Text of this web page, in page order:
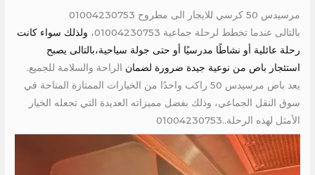
مرسيدس 50 كرسي للايجار الى مطروح 01004230753
بالتالى عندما تخطط لرحلة جماعية 01004230753،
ولذلك سواء كانت
رحلة عائلية أو نشاطًا مدرسيًا أو حتى جولة سياحية،بالتالى يصبح
استئجار باص من نوعية جيدة ضرورة لضمان الراحة والسلامة للجميع.
يعد باص مرسيدس 50 راكب واحدًا من الخيارات الممتازة المتاحة في
سوق النقل الجماعي، وذلك بفضل مميزاته العديدة التي تجعله الخيار
الأمثل لهذه الرحلة..01004230753